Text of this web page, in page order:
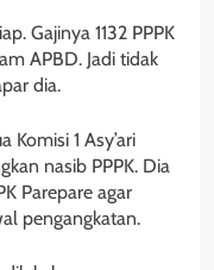
Gajinya 1132 PPPK
APBD. Jadi tidak
dia.
Komisi 1 Asy’ari
nasib PPPK. Dia
Parepare agar
pengangkatan.